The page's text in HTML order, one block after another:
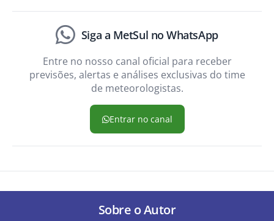
Siga a MetSul no WhatsApp
Entre no nosso canal oficial para receber
previsões, alertas e análises exclusivas do time
de meteorologistas.
Entrar no canal
Sobre o Autor